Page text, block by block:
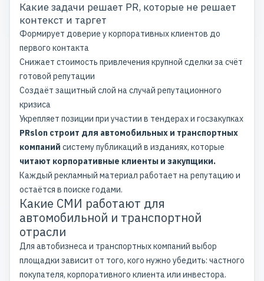
Какие задачи решает PR, которые не решает
контекст и таргет
Формирует доверие у корпоративных клиентов до
первого контакта
Снижает стоимость привлечения крупной сделки за счёт
готовой репутации
Создаёт защитный слой на случай репутационного
кризиса
Укрепляет позиции при участии в тендерах и госзакупках
PRslon строит для автомобильных и транспортных
компаний систему публикаций в изданиях, которые
читают корпоративные клиенты и закупщики.
Каждый рекламный материал работает на репутацию и
остаётся в поиске годами.
Какие СМИ работают для
автомобильной и транспортной
отрасли
Для автобизнеса и транспортных компаний выбор
площадки зависит от того, кого нужно убедить: частного
покупателя, корпоративного клиента или инвестора.